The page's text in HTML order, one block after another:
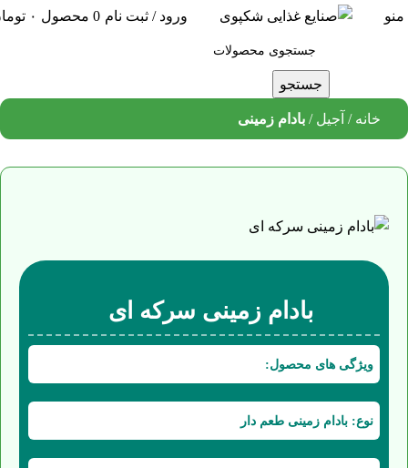
منو ورود / ثبت نام 0 محصول ۰
جستجو
خانه آجیل بادام زمینی
بادام زمینی سرکه ای
ویژگی های محصول:
نوع: بادام زمینی طعم دار